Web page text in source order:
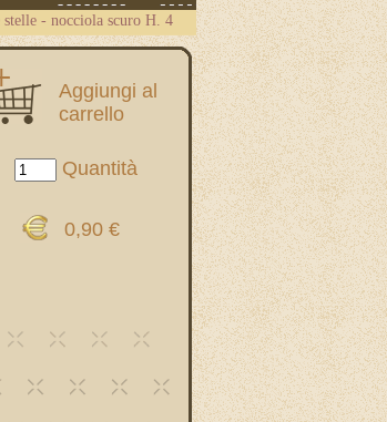
- nocciola scuro H. 4
Aggiungi al
carrello
Quantità
0,90 €